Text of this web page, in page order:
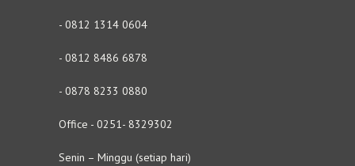
- 0812 1314 0604
- 0812 8486 6878
- 0878 8233 0880
Office - 0251- 8329302
Senin – Minggu (setiap hari)